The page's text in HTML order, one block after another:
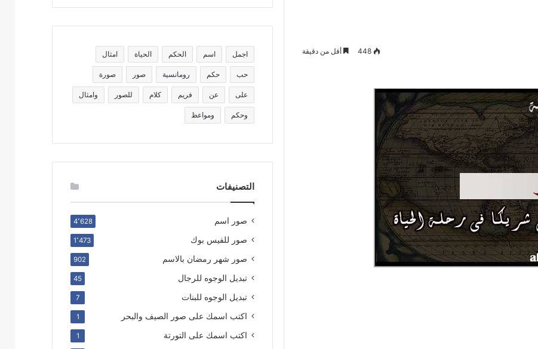
448 أقل من دقيقة اجمل اسم الحكم الحياة امثال
حب حكم رومانسية صور صورة
على عن فريم كلام للصور وامثال
وحكم ومواعظ
التصنيفات
صور اسم 4٬628
صور للفيس بوك 1٬473
صور شهر رمضان بالاسم 902
تبديل الوجوه للرجال 45
تبديل الوجوه للبنات 7
اكتب اسمك على صور الصيف والبحر 1
اكتب اسمك على التورتة 1